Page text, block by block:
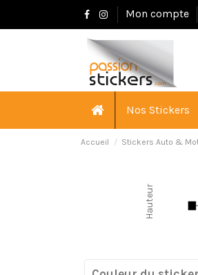
Mon compte
Nos Stickers
Accueil Stickers Auto &
Hauteur